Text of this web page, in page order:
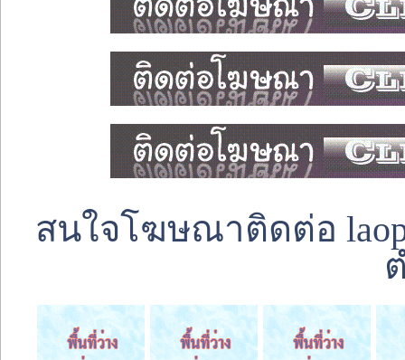
สนใจโฆษณาติดต่อ